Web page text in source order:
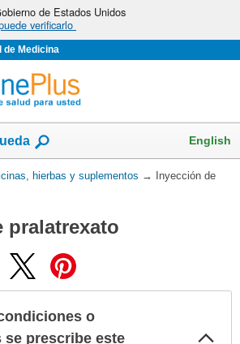
de Estados Unidos
verificarlo
de Medicina
English
hierbas y suplementos → Inyección de
pralatrexato
o
se prescribe este